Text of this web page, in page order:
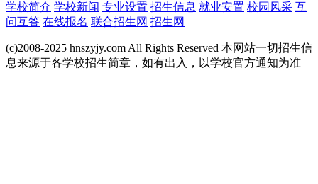
学校简介 学校新闻 专业设置 招生信息 就业安置 校园风采 互
问互答 在线报名 联合招生网 招生网
(c)2008-2025 hnszyjy.com All Rights Reserved 本网站一切招生信
息来源于各学校招生简章，如有出入，以学校官方通知为准